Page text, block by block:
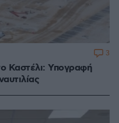
Καστέλι: Υπογραφή
3